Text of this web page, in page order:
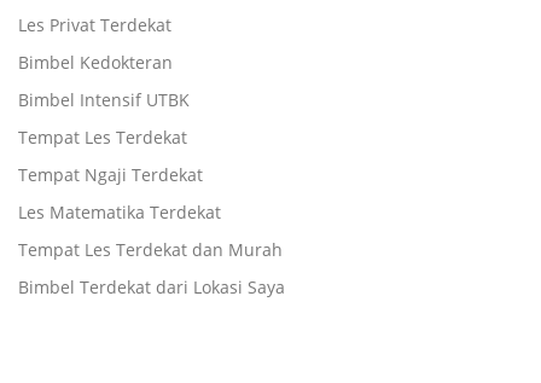
Les Privat Terdekat
Bimbel Kedokteran
Bimbel Intensif UTBK
Tempat Les Terdekat
Tempat Ngaji Terdekat
Les Matematika Terdekat
Tempat Les Terdekat dan Murah
Bimbel Terdekat dari Lokasi Saya